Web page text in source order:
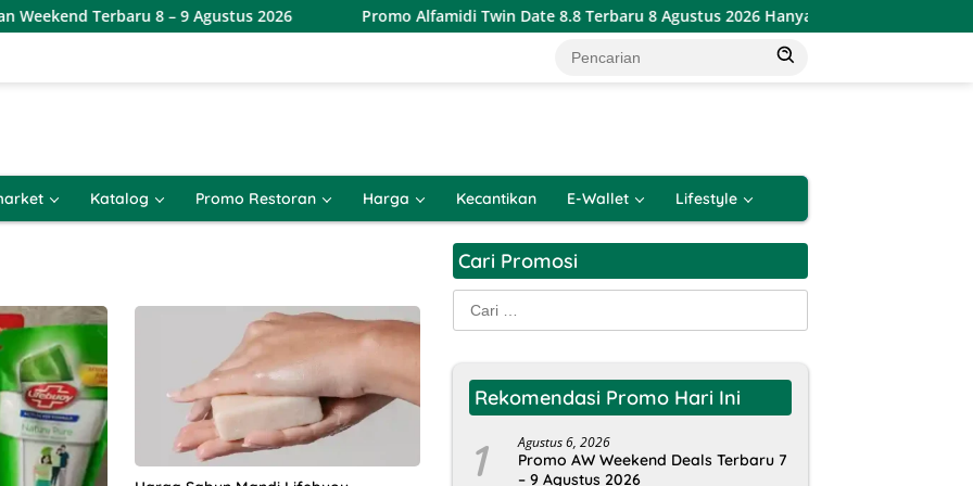
Terbaru 8 – 9 Agustus 2026 Promo Alfamidi Twin Date 8.8 Terbaru 8 Agustus 2026 Hanya 1 Hari
Katalog Promo Restoran Harga Kecantikan E-Wallet Lifestyle
Cari Promosi
Cari
untuk:
Rekomendasi Promo Hari Ini
1 Agustus 6, 2026
Promo AW Weekend Deals Terbaru 7
– 9 Agustus 2026